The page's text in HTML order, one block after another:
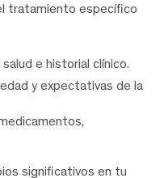
tratamiento específico
e historial clínico.
y expectativas de la
significativos en tu